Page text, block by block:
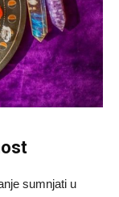
sumnjati u